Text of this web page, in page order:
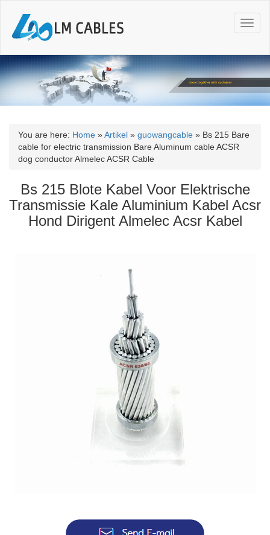
T
o
g
l
n
a
i
o
n
You are here: Home »Artikel » guowangcable » Bs 215 Bare
cable for electric transmission Bare Aluminum cable ACSR
dog conductor Almelec ACSR Cable
Bs 215 Blote Kabel Voor Elektrische
Transmissie Kale Aluminium Kabel Acsr
Hond Dirigent Almelec Acsr Kabel